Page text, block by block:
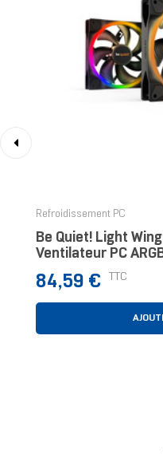
Refroidissement PC
Be Quiet! Light
Ventilateur PC
Prix
84,59 € TTC